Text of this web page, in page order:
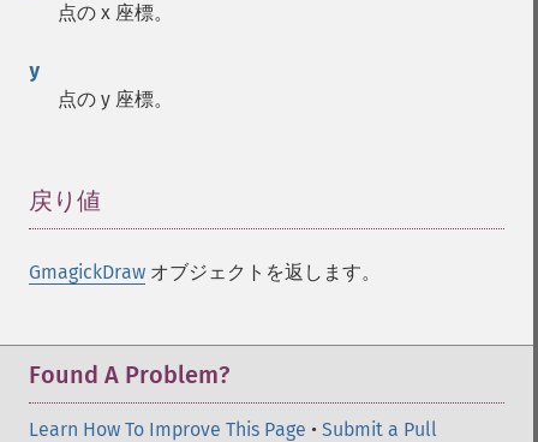
点の x 座標。
y
点の y 座標。
戻り値
GmagickDraw オブジェクトを返します。
Found A Problem?
Learn How To Improve This Page • Submit a Pull